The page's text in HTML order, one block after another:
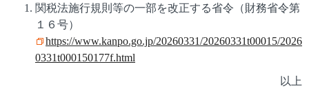
関税法施行規則等の一部を改正する省令（財務省令第
１６号）
https://www.kanpo.go.jp/20260331/20260331t00015/2026
0331t000150177f.html
以上